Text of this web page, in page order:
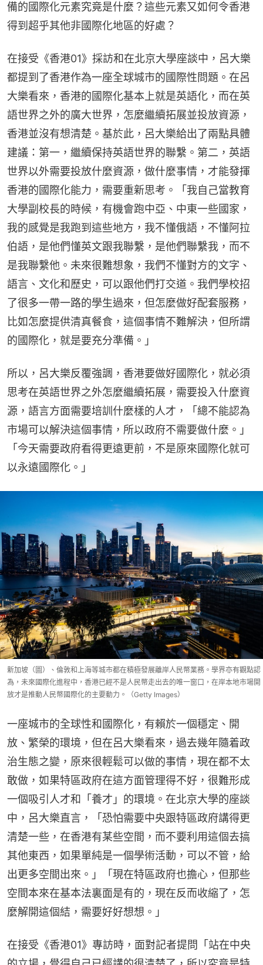
備的國際化元素究竟是什麼？這些元素又如何令香港
得到超乎其他非國際化地區的好處？
在接受《香港01》採訪和在北京大學座談中，呂大樂
都提到了香港作為一座全球城市的國際性問題。在呂
大樂看來，香港的國際化基本上就是英語化，而在英
語世界之外的廣大世界，怎麼繼續拓展並投放資源，
香港並沒有想清楚。基於此，呂大樂給出了兩點具體
建議：第一，繼續保持英語世界的聯繫。第二，英語
世界以外需要投放什麼資源，做什麼事情，才能發揮
香港的國際化能力，需要重新思考。「我自己當教育
大學副校長的時候，有機會跑中亞、中東一些國家，
我的感覺是我跑到這些地方，我不懂俄語，不懂阿拉
伯語，是他們懂英文跟我聯繫，是他們聯繫我，而不
是我聯繫他。未來很難想象，我們不懂對方的文字、
語言、文化和歷史，可以跟他們打交道。我們學校招
了很多一帶一路的學生過來，但怎麼做好配套服務，
比如怎麼提供清真餐食，這個事情不難解決，但所謂
的國際化，就是要充分準備。」
所以，呂大樂反覆強調，香港要做好國際化，就必須
思考在英語世界之外怎麼繼續拓展，需要投入什麼資
源，語言方面需要培訓什麼樣的人才，「總不能認為
市場可以解決這個事情，所以政府不需要做什麼。」
「今天需要政府看得更遠更前，不是原來國際化就可
以永遠國際化。」
新加坡（圖）、倫敦和上海等城市都在積極發展離岸人民幣業務。學界亦有觀點認
為，未來國際化進程中，香港已經不是人民幣走出去的唯一窗口，在岸本地市場開
放才是推動人民幣國際化的主要動力。（Getty Images）
一座城市的全球性和國際化，有賴於一個穩定、開
放、繁榮的環境，但在呂大樂看來，過去幾年隨着政
治生態之變，原來很輕鬆可以做的事情，現在都不太
敢做，如果特區政府在這方面管理得不好，很難形成
一個吸引人才和「養才」的環境。在北京大學的座談
中，呂大樂直言，「恐怕需要中央跟特區政府講得更
清楚一些，在香港有某些空間，而不要利用這個去搞
其他東西，如果單純是一個學術活動，可以不管，給
出更多空間出來。」「現在特區政府也擔心，但那些
空間本來在基本法裏面是有的，現在反而收縮了，怎
麼解開這個結，需要好好想想。」
在接受《香港01》專訪時，面對記者提問「站在中央